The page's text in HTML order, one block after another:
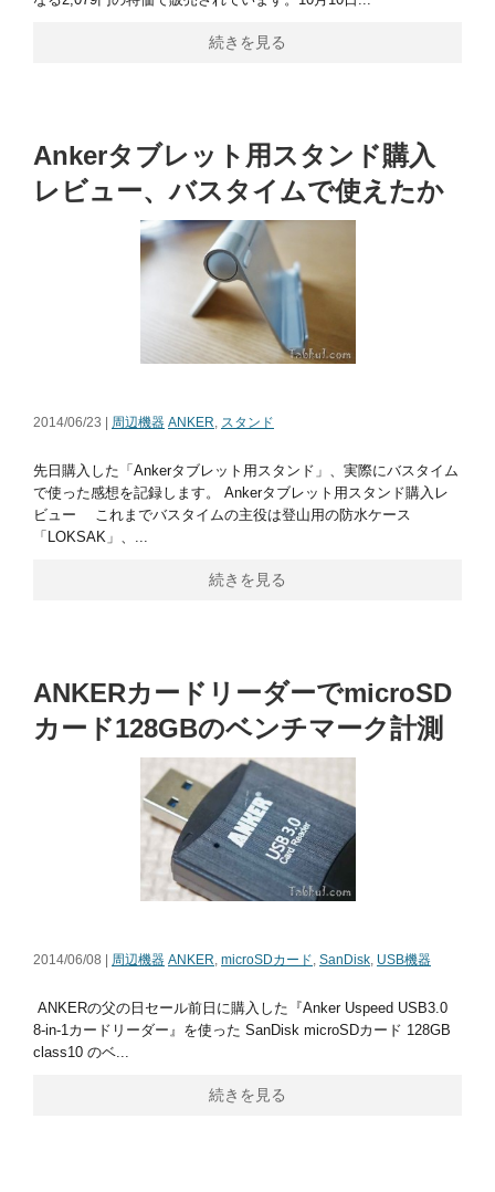
続きを見る
Ankerタブレット用スタンド購入
レビュー、バスタイムで使えたか
2014/06/23 | 周辺機器 ANKER, スタンド
先日購入した「Ankerタブレット用スタンド」、実際にバスタイム
で使った感想を記録します。 Ankerタブレット用スタンド購入レ
ビュー これまでバスタイムの主役は登山用の防水ケース
「LOKSAK」、...
続きを見る
ANKERカードリーダーでmicroSD
カード128GBのベンチマーク計測
2014/06/08 | 周辺機器 ANKER, microSDカード, SanDisk, USB機器
ANKERの父の日セール前日に購入した『Anker Uspeed USB3.0
8-in-1カードリーダー』を使った SanDisk microSDカード 128GB
class10 のベ...
続きを見る